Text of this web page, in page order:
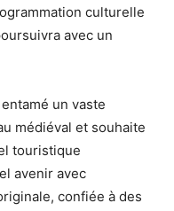
culturelle
avec un
un vaste
médiéval et souhaite
touristique
avenir avec
confiée à des